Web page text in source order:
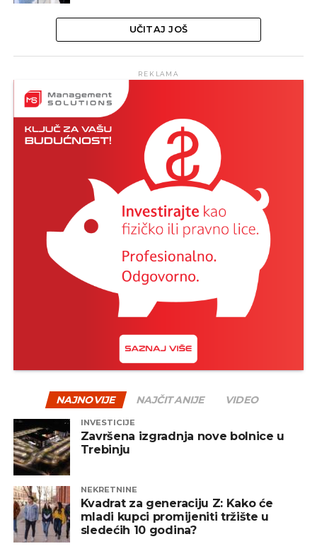
UČITAJ JOŠ
REKLAMA
NAJNOVIJE NAJČITANIJE VIDEO
INVESTICIJE
Završena izgradnja nove bolnice u
Trebinju
NEKRETNINE
Kvadrat za generaciju Z: Kako će
mladi kupci promijeniti tržište u
sledećih 10 godina?